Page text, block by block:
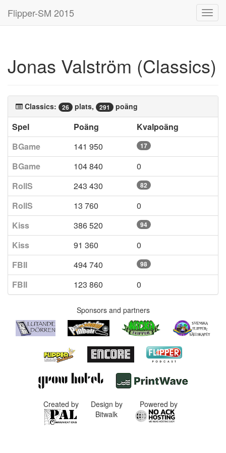
Flipper-SM 2015
Jonas Valström (Classics)
Classics: 26 plats, 291 poäng
Spel Poäng
Kvalpoäng
BGame
141 950 17
BGame 104 840
0
RollS
243 430 82
RollS 13 760
0
Kiss
386 520 94
Kiss 91 360
0
FBII
494 740 98
FBII 123 860 0
Sponsors and partners
Created by
Design by
Bitwalk
Powered by